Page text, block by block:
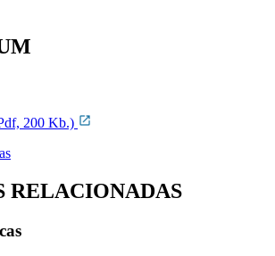
200 Kb.)
RELACIONADAS